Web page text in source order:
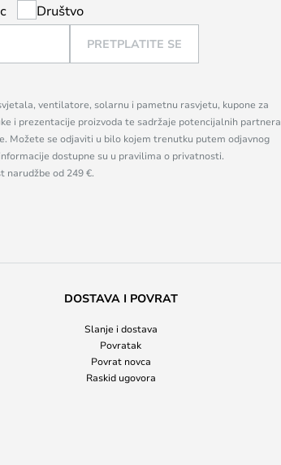
Društvo
PRETPLATITE SE
ventilatore, solarnu i pametnu rasvjetu, kupone za
i prezentacije proizvoda te sadržaje potencijalnih partnera
Možete se odjaviti u bilo kojem trenutku putem odjavnog
dostupne su u pravilima o privatnosti.
narudžbe od 249 €.
DOSTAVA I POVRAT
Slanje i dostava
Povratak
Povrat novca
Raskid ugovora